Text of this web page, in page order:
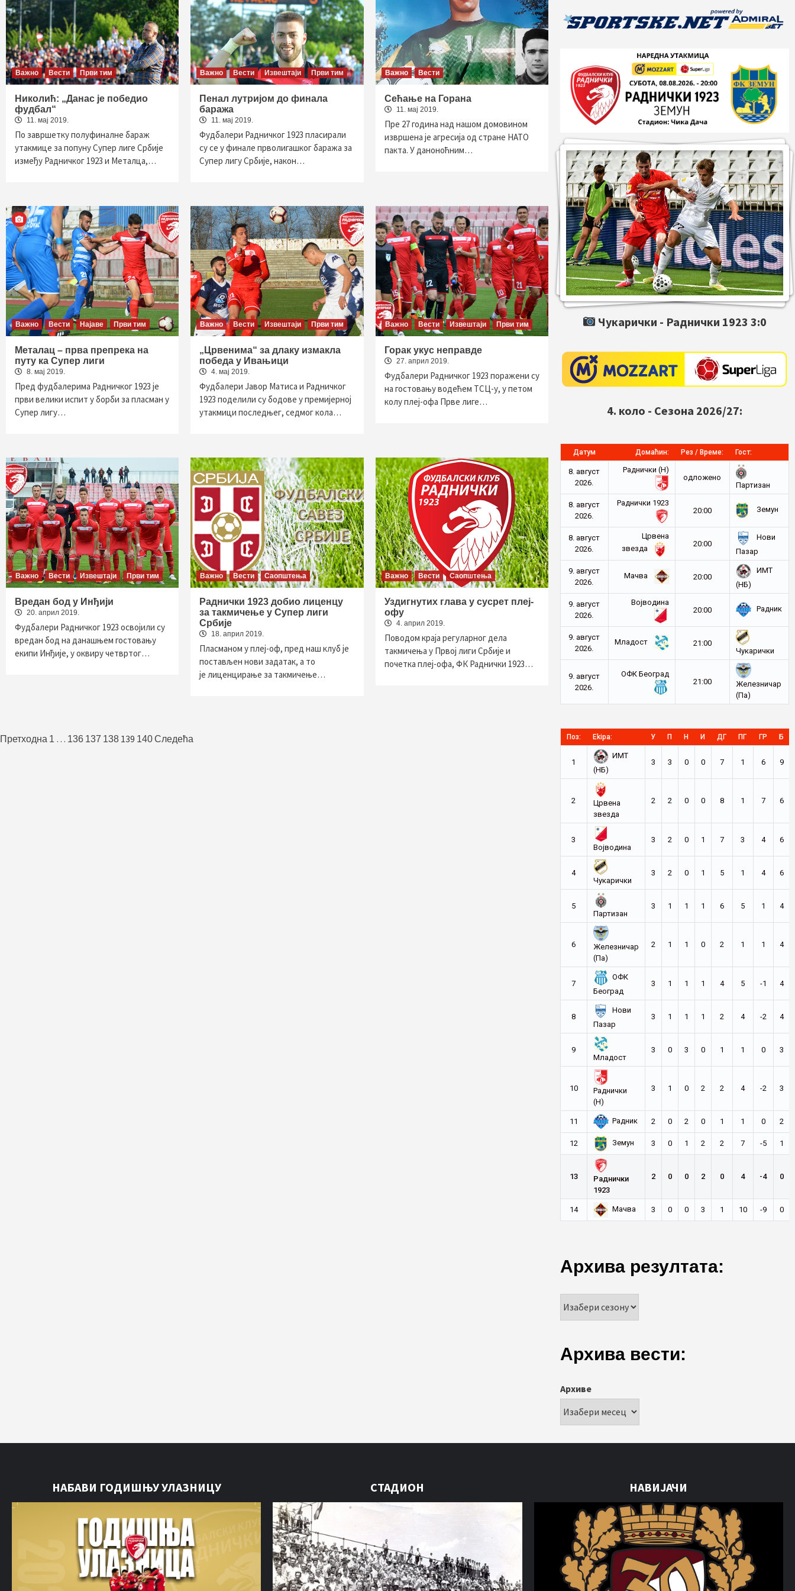
Важно Вести Први тим
Николић: „Данас је победио
фудбал“
11. мај 2019.
По завршетку полуфиналне бараж
утакмице за попуну Супер лиге Србије
између Радничког 1923 и Металца,…
Важно Вести Извештаји Први тим
Пенал лутријом до финала
баража
11. мај 2019.
Фудбалери Радничког 1923 пласирали
су се у финале прволигашког баража за
Супер лигу Србије, након…
Важно Вести
Сећање на Горана
11. мај 2019.
Пре 27 година над нашом домовином
извршена је агресија од стране НАТО
пакта. У даноноћним…
Важно Вести Најаве Први тим
Металац – прва препрека на
путу ка Супер лиги
8. мај 2019.
Пред фудбалерима Радничког 1923 је
први велики испит у борби за пласман у
Супер лигу…
Важно Вести Извештаји Први тим
„Црвенима“ за длаку измакла
победа у Ивањици
4. мај 2019.
Фудбалери Јавор Матиса и Радничког
1923 поделили су бодове у премијерној
утакмици последњег, седмог кола…
Важно Вести Извештаји Први тим
Горак укус неправде
27. април 2019.
Фудбалери Радничког 1923 поражени су
на гостовању водећем ТСЦ-у, у петом
колу плеј-офа Прве лиге…
Важно Вести Извештаји Први тим
Вредан бод у Инђији
20. април 2019.
Фудбалери Радничког 1923 освојили су
вредан бод на данашњем гостовању
екипи Инђије, у оквиру четвртог…
Важно Вести Саопштења
Раднички 1923 добио лиценцу
за такмичење у Супер лиги
Србије
18. април 2019.
Пласманом у плеј-оф, пред наш клуб је
постављен нови задатак, а то
је лиценцирање за такмичење…
Важно Вести Саопштења
Уздигнутих глава у сусрет плеј-
офу
4. април 2019.
Поводом краја регуларног дела
такмичења у Првој лиги Србије и
почетка плеј-офа, ФК Раднички 1923…
Пагинација
Претходна 1 … 136 137 138 139 140Следећа
Чукарички - Раднички 1923 3:0
4. коло - Сезона 2026/27:
Датум Домаћин: Рез / Време: Гост:
8. август
2026.
Раднички (Н)
oдложено
Партизан
8. август
2026.
Раднички 1923
20:00
Земун
8. август
2026.
Црвена
звезда
20:00
Нови
Пазар
9. август
2026.
Мачва 20:00
ИМТ
(НБ)
9. август
2026.
Војводина
20:00
Радник
9. август
2026.
Младост
21:00
Чукарички
9. август
2026.
ОФК Београд
21:00
Железничар
(Па)
Поз: Ekipa: У П Н И ДГ ПГ ГР Б
1
ИМТ
(НБ)
3 3 0 0 7 1 6 9
2
Црвена
звезда
2 2 0 0 8 1 7 6
3
Војводина
3 2 0 1 7 3 4 6
4
Чукарички
3 2 0 1 5 1 4 6
5
Партизан
3 1 1 1 6 5 1 4
6
Железничар
(Па)
2 1 1 0 2 1 1 4
7
ОФК
Београд
3 1 1 1 4 5 -1 4
8
Нови
Пазар
3 1 1 1 2 4 -2 4
9
Младост
3 0 3 0 1 1 0 3
10
Раднички
(Н)
3 1 0 2 2 4 -2 3
11 Радник 2 0 2 0 1 1 0 2
12 Земун 3 0 1 2 2 7 -5 1
13
Раднички
1923
2 0 0 2 0 4 -4 0
14 Мачва 3 0 0 3 1 10 -9 0
Архива резултата:
Архива вести:
Архиве
НАБАВИ ГОДИШЊУ УЛАЗНИЦУ СТАДИОН НАВИЈАЧИ